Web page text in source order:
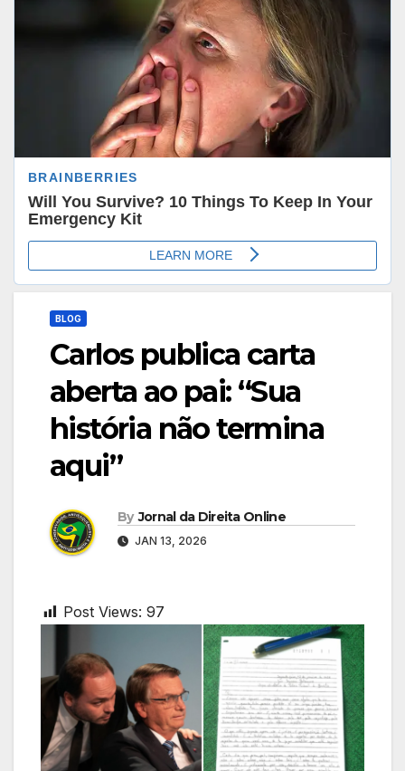
BLOG
Carlos publica carta
aberta ao pai: “Sua
história não termina
aqui”
By Jornal da Direita Online
JAN 13, 2026
Post Views: 97